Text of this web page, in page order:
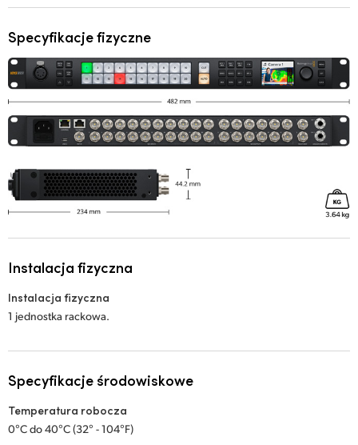
Specyfikacje fizyczne
Instalacja fizyczna
Instalacja fizyczna
1 jednostka rackowa.
Specyfikacje środowiskowe
Temperatura robocza
0°C do 40°C (32° - 104°F)